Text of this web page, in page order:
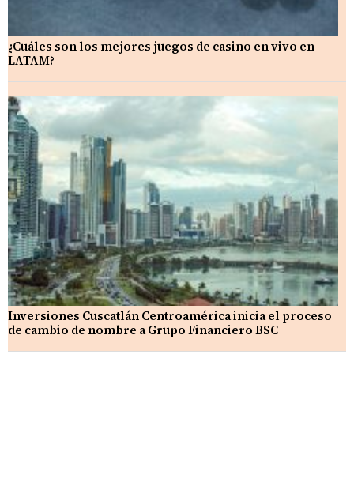
¿Cuáles son los mejores juegos de casino en vivo en
LATAM?
Inversiones Cuscatlán Centroamérica inicia el proceso
de cambio de nombre a Grupo Financiero BSC